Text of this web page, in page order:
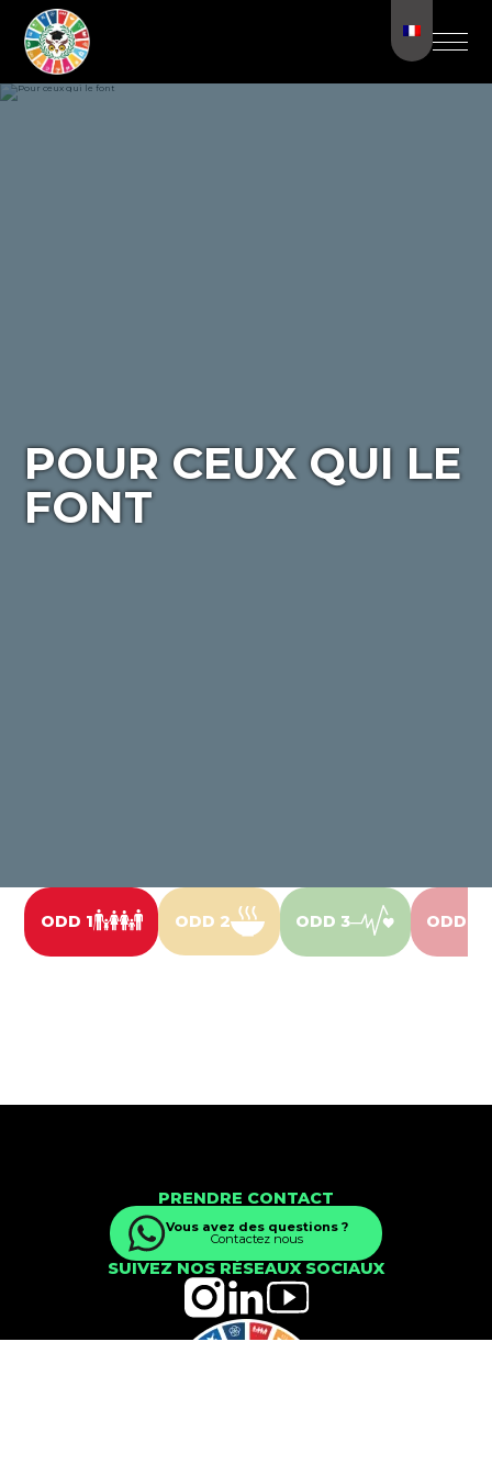
POUR CEUX QUI LE
FONT
ODD 1 ODD 2 ODD 3 ODD 4
PRENDRE CONTACT
Vous avez des questions ?
Contactez nous
SUIVEZ NOS RÉSEAUX SOCIAUX